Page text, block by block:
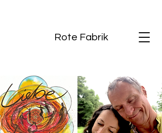
Rote Fabrik